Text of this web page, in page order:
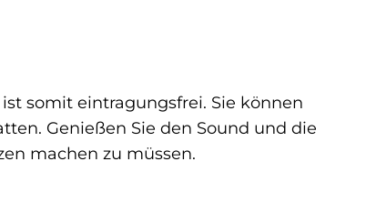
somit eintragungsfrei. Sie können
Genießen Sie den Sound und die
machen zu müssen.